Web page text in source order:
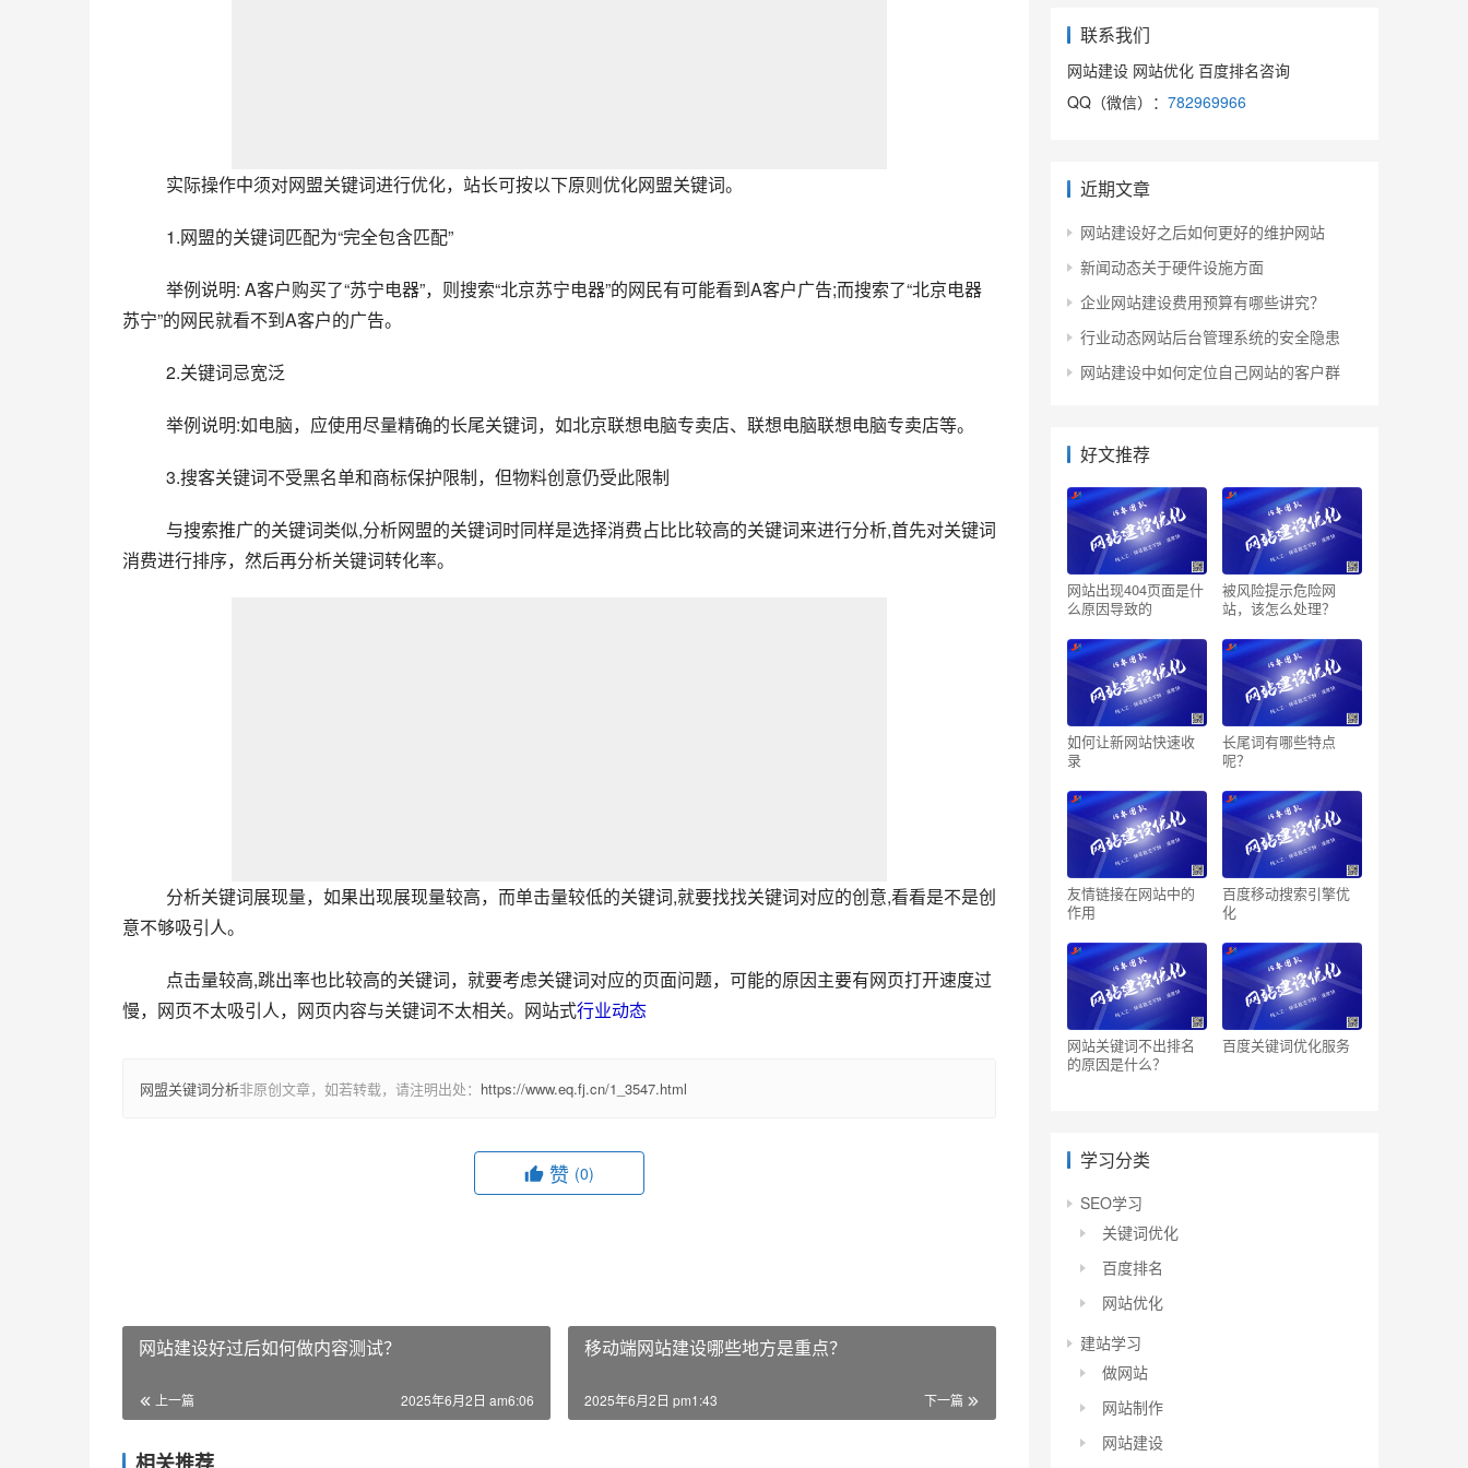
实际操作中须对网盟关键词进行优化，站长可按以下原则优化网盟关键词。
1.网盟的关键词匹配为“完全包含匹配”
举例说明: A客户购买了“苏宁电器”，则搜索“北京苏宁电器”的网民有可能看到A客户广告;而搜索了“北京电器
苏宁”的网民就看不到A客户的广告。
2.关键词忌宽泛
举例说明:如电脑，应使用尽量精确的长尾关键词，如北京联想电脑专卖店、联想电脑联想电脑专卖店等。
3.搜客关键词不受黑名单和商标保护限制，但物料创意仍受此限制
与搜索推广的关键词类似,分析网盟的关键词时同样是选择消费占比比较高的关键词来进行分析,首先对关键词
消费进行排序，然后再分析关键词转化率。
分析关键词展现量，如果出现展现量较高，而单击量较低的关键词,就要找找关键词对应的创意,看看是不是创
意不够吸引人。
点击量较高,跳出率也比较高的关键词，就要考虑关键词对应的页面问题，可能的原因主要有网页打开速度过
慢，网页不太吸引人，网页内容与关键词不太相关。网站式行业动态
网盟关键词分析非原创文章，如若转载，请注明出处： https://www.eq.fj.cn/1_3547.html
赞 (0)
网站建设好过后如何做内容测试？
上一篇 2025年6月2日 am6:06
移动端网站建设哪些地方是重点？
下一篇
2025年6月2日 pm1:43
联系我们
网站建设 网站优化 百度排名咨询
QQ（微信）： 782969966
近期文章
网站建设好之后如何更好的维护网站
新闻动态关于硬件设施方面
企业网站建设费用预算有哪些讲究？
行业动态网站后台管理系统的安全隐患
网站建设中如何定位自己网站的客户群
好文推荐
网站出现404页面是什
么原因导致的
被风险提示危险网
站，该怎么处理？
如何让新网站快速收
录
长尾词有哪些特点
呢？
友情链接在网站中的
作用
百度移动搜索引擎优
化
网站关键词不出排名
的原因是什么？
百度关键词优化服务
学习分类
SEO学习
关键词优化
百度排名
网站优化
建站学习
做网站
网站制作
网站建设